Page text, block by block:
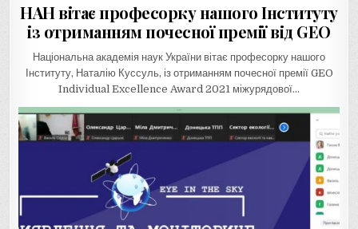
НАН вітає професорку нашого Інституту
із отриманням почесної премії від GEO
Національна академія наук України вітає професорку нашого
Інституту, Наталію Куссуль, із отриманням почесної премії GEO
Individual Excellence Award 2021 міжурядової…